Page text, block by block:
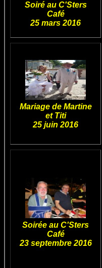
Soiré au C'Sters
Café
25 mars 2016
Mariage de Martine
et Titi
25 juin 2016
Soirée au C'Sters
Café
23 septembre 2016